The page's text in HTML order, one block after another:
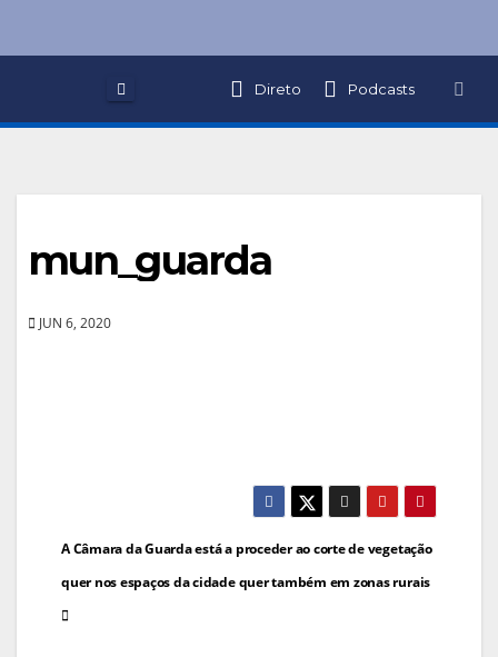
Direto Podcasts
mun_guarda
JUN 6, 2020
Navegação
de
artigos
A Câmara da Guarda está a proceder ao corte de vegetação
quer nos espaços da cidade quer também em zonas rurais